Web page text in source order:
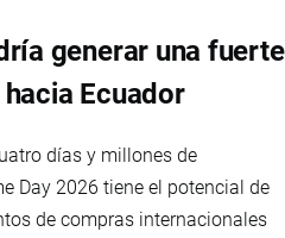
generar una fuerte
Ecuador
días y millones de
Day 2026 tiene el potencial de
de compras internacionales